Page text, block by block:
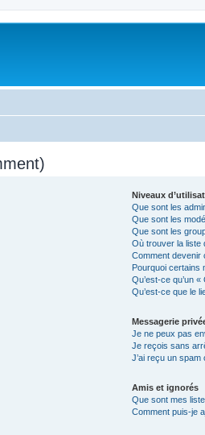
Niveaux
Que sont les
Que sont les
Que sont les
Où trouver la liste
Comment devenir
Pourquoi certains
Qu’est-ce qu’un
Qu’est-ce que le
Messagerie
Je ne peux pas
Je reçois sans
J’ai reçu un spam
Amis et ignorés
Que sont mes
Comment puis-je